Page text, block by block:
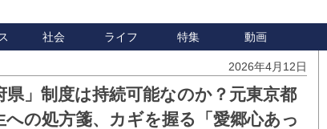
社会 ライフ 特集 動画
2026年4月12日
」制度は持続可能なのか？元東京都
の処方箋、カギを握る「愛郷心あっ